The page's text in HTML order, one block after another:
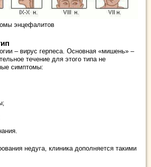
энцефалитов
– вирус герпеса. Основная «мишень» –
течение для этого типа не
симптомы:
недуга, клиника дополняется такими